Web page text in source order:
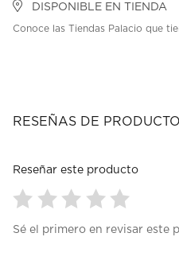
DISPONIBLE EN TIENDA
Conoce las Tiendas Palacio que
RESEÑAS DE PRODUCTO
Reseñar este producto
paraparaparaparapara
Sé el primero en revisar este